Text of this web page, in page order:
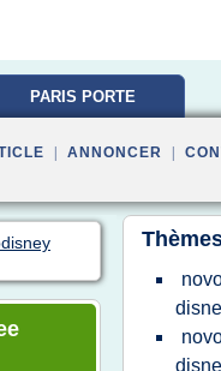
PARIS PORTE
ANNONCER